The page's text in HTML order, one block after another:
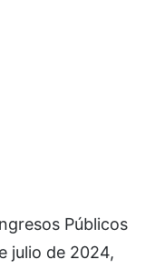
Públicos
julio de 2024,